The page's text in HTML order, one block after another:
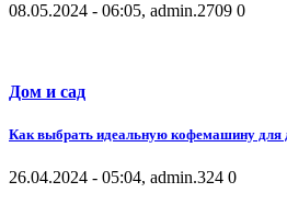
08.05.2024 - 06:05, admin.2709 0
Дом и сад
Как выбрать идеальную кофемашину для
26.04.2024 - 05:04, admin.324 0